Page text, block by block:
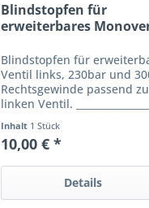
Blindstopfen für
erweiterbares
Blindstopfen für
Ventil links, 230bar und
Rechtsgewinde passend
linken Ventil.
Artikel der Marke DirZone
ZONE GmbH Oelkinghauser
Inhalt 1 Stück
10,00 € *
Details